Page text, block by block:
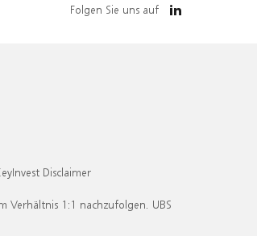
Folgen Sie uns auf
Disclaimer
Verhältnis 1:1 nachzufolgen. UBS